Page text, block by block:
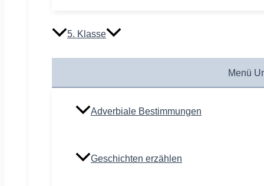
5. Klasse
Menü
Adverbiale Bestimmungen
Geschichten erzählen